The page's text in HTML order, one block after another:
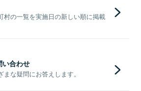
村の一覧を実施日の新しい順に掲載
い合わせ
な疑問にお答えします。